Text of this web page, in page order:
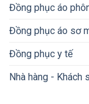
Đồng phục áo
Đồng phục áo sơ
Đồng phục y tế
Nhà hàng - Khách